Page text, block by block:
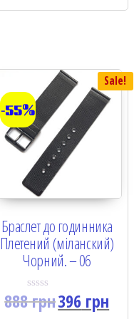
u
Sale!
-55%
Браслет до годинника
Плетений (міланский)
Чорний. – 06
R
888грн396 грн